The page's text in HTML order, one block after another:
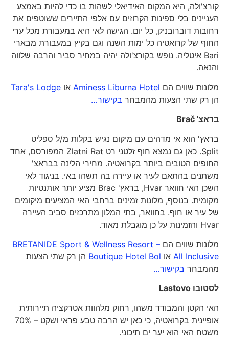
קורצ'ולה, היא המקום האידיאלי לשהות בו כדי להיות באמצע
העניינים בלי ספינות הקרוזים עם אלפי התיירים ששוטפים את
רחובות דוברובניק, כל יום. הגישה לאי היא במעבורת מכל ערי
החוף של קרואטיה כל ימות השנה וגם בקיץ במעבורת מבארי
Bari איטליה. נופש בקורצ'ולה יהיה במחיר סביר והרבה שלווה
והנאה.
מלונות שווים הםAminess Liburna Hotelאו Tara's Lodge
הן רק שתי הצעות מהמבחרבקישור…
בראצ'Brač
בראץ' הוא אי מדהים עם מיקום נגיש בקלות מ/ל ספליט
Split. כאן גם נמצא חוף זלטני רט Zlatni Rat המפורסם, אחד
החופים הטובים ביותר בקרואטיה. מחירי הלינה בבראצ'
משתנים בהתאם לעיר או עיירה בה תשהו באי. בניגוד לאי
השכן האי חוואר Hvar, בראץ' Brac מציע יותר אותנטיות
מקומית. בנוסף, מלונות זמינים ברחבי האי המציעים מיקומים
של עיר או חוף. בחוואר, בתי המלון מתרכזים סביב העיירה
Hvar והזמינות על כן מוגבלת מאוד.
מלונות שווים הםBRETANIDE Sport & Wellness Resort –
All Inclusive או Boutique Hotel Bolהן רק שתי הצעות
מהמבחרבקישור…
לסטובוLastovo
האי הקטן והמבודד משהו, רחוק מלהוות אטרקציה תיירותית
אופיינית בקרואטיה, כי כאן יש הרבה טבע פראי ושקט – 70%
משטח האי הוא יער ים תיכוני.